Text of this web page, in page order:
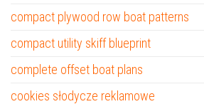
compact plywood row boat patterns
compact utility skiff blueprint
complete offset boat plans
cookies słodycze reklamowe